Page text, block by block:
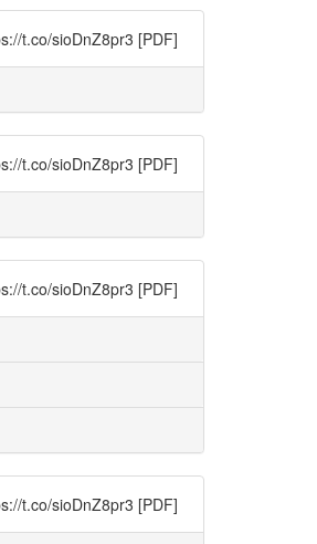
t.co/sioDnZ8pr3 [PDF]
t.co/sioDnZ8pr3 [PDF]
t.co/sioDnZ8pr3 [PDF]
t.co/sioDnZ8pr3 [PDF]